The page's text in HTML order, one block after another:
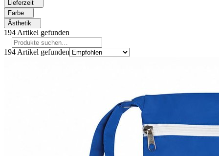
Lieferzeit
Farbe
Ästhetik
194 Artikel gefunden
194 Artikel gefunden